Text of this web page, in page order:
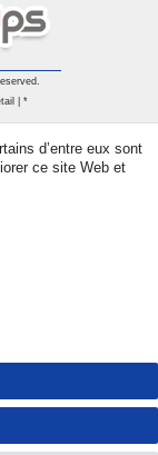
| *
d’entre eux sont
ce site Web et